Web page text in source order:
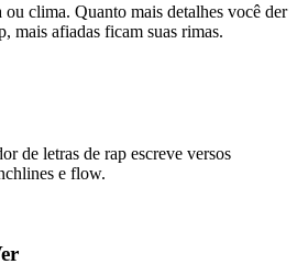
clima. Quanto mais detalhes você der
mais afiadas ficam suas rimas.
de letras de rap escreve versos
e flow.